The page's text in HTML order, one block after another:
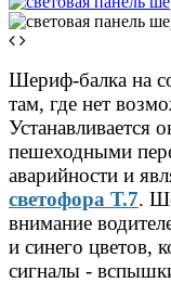
Шериф-балка на
там, где нет
Устанавливается
пешеходными
аварийности и
светофора Т.7.
внимание
и синего цветов,
сигналы -